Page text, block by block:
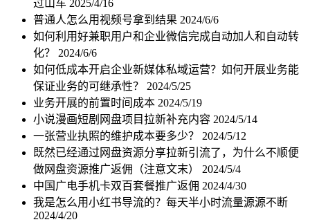
过山车 2025/4/16
普通人怎么用视频号拿到结果 2024/6/6
如何利用好兼职用户和企业微信完成自动加人和自动转
化？ 2024/6/6
如何低成本开启企业新媒体私域运营？如何开展业务能
保证业务的可继承性？ 2024/5/25
业务开展的前置时间成本 2024/5/19
小说漫画短剧网盘项目拉新补充内容 2024/5/14
一张营业执照的维护成本要多少？ 2024/5/12
既然已经通过网盘资源分享拉新引流了，为什么不顺便
做网盘资源推广返佣（注意文末） 2024/5/4
中国广电手机卡双百套餐推广返佣 2024/4/30
我是怎么用小红书导流的？每天半小时流量源源不断
2024/4/20